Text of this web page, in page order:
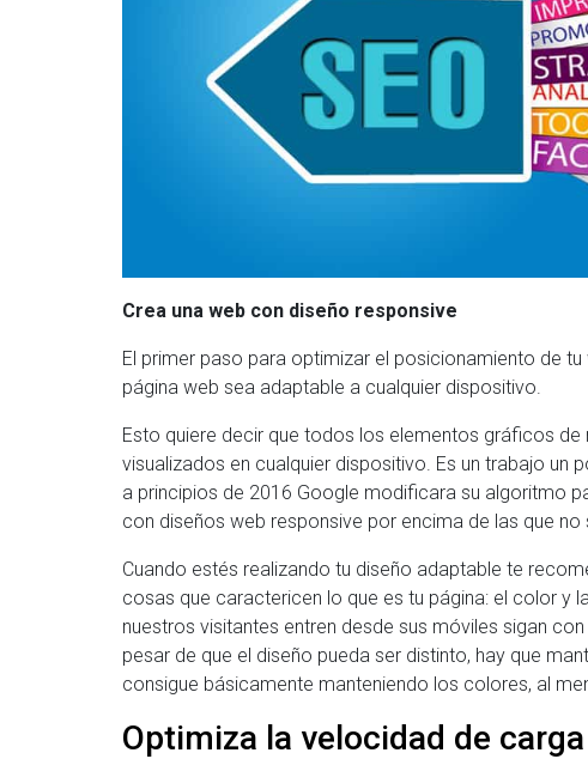
Crea una web con diseño responsive
El primer paso para optimizar el posicionamiento de
página web sea adaptable a cualquier dispositivo.
Esto quiere decir que todos los elementos gráficos
visualizados en cualquier dispositivo. Es un trabajo
a principios de 2016 Google modificara su algoritmo
con diseños web responsive por encima de las que no
Cuando estés realizando tu diseño adaptable te
cosas que caractericen lo que es tu página: el color y
nuestros visitantes entren desde sus móviles sigan
pesar de que el diseño pueda ser distinto, hay que
consigue básicamente manteniendo los colores, al
Optimiza la velocidad de carga